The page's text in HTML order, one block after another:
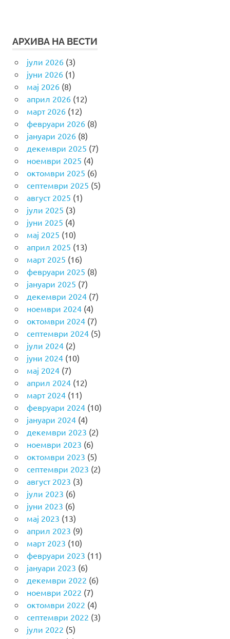
АРХИВА НА ВЕСТИ
јули 2026(3)
јуни 2026(1)
мај 2026(8)
април 2026(12)
март 2026(12)
февруари 2026(8)
јануари 2026(8)
декември 2025 (7)
ноември 2025 (4)
октомври 2025 (6)
септември 2025 (5)
август 2025 (1)
јули 2025 (3)
јуни 2025 (4)
мај 2025 (10)
април 2025 (13)
март 2025 (16)
февруари 2025 (8)
јануари 2025 (7)
декември 2024(7)
ноември 2024(4)
октомври 2024(7)
септември 2024(5)
јули 2024(2)
јуни 2024(10)
мај 2024(7)
април 2024(12)
март 2024(11)
февруари 2024(10)
јануари 2024(4)
декември 2023 (2)
ноември 2023 (6)
октомври 2023 (5)
септември 2023 (2)
август 2023 (3)
јули 2023 (6)
јуни 2023 (6)
мај 2023 (13)
април 2023 (9)
март 2023 (10)
февруари 2023 (11)
јануари 2023 (6)
декември 2022 (6)
ноември 2022 (7)
октомври 2022 (4)
септември 2022 (3)
јули 2022 (5)